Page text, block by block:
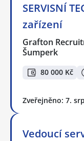
SERVISNÍ
zařízení
Grafton
Šumperk
80 000 Kč
Zveřejněno: 7.
Vedoucí